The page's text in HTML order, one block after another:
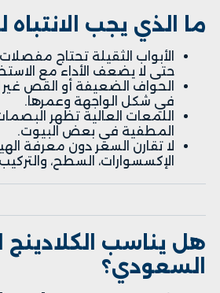
ما الذي يجب الانتباه
الأبواب الثقيلة تحتاج
حتى لا يضعف الأداء مع
الحواف الضعيفة أو القص غير
في شكل الواجهة وعمرها.
اللمعات العالية تظهر
المطفية في بعض البيوت.
لا تقارن السعر دون معرفة
الإكسسوارات، السطح،
هل يناسب الكلادينج
السعودي؟